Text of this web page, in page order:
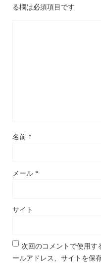
る欄は必須項目です
名前 *
メール *
サイト
次回のコメントで使用す
ールアドレス、サイトを保存